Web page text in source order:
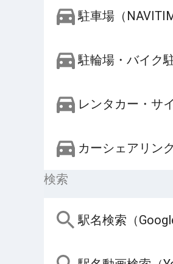
駐車場（
駐輪場・バイク
レンタカー・サ
カーシェアリン
検索
駅名検索（